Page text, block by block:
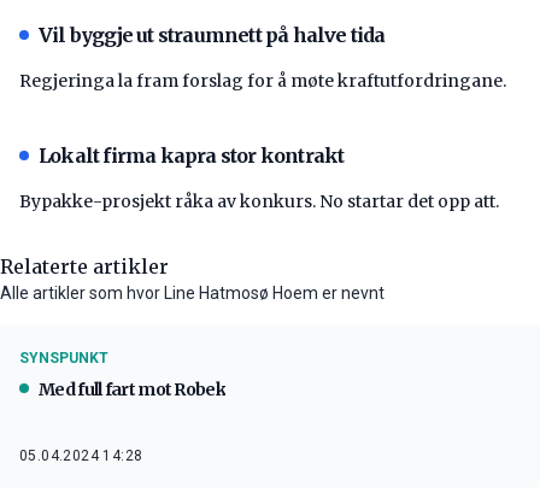
Vil byggje ut straumnett på halve tida
Regjeringa la fram forslag for å møte kraftutfordringane.
Lokalt firma kapra stor kontrakt
Bypakke-prosjekt råka av konkurs. No startar det opp att.
Relaterte artikler
Alle artikler som hvor Line Hatmosø Hoem er nevnt
SYNSPUNKT
Med full fart mot Robek
05.04.2024 14:28